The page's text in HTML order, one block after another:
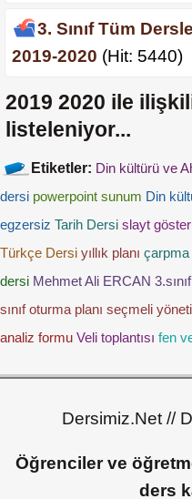
3. Sınıf Tüm
2019-2020 (Hit: 5440)
2019 2020 ile
listeleniyor...
Etiketler: Din kültürü ve
dersi powerpoint sunum Din
egzersiz Tarih Dersi slayt
Türkçe Dersi yıllık planı çarpma
dersi Mehmet Ali ERCAN 3.sınıf
sınıf oturma planı seçmeli
analiz formu Veli toplantısı fen
Dersimiz.Net //
Öğrenciler ve
ders